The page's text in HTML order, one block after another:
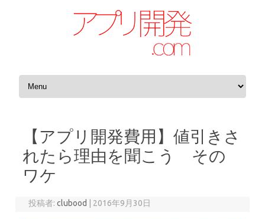
コンテンツへスキップ
【アプリ開発費用】値引きさ
れたら理由を聞こう その
ワケ
投稿者:clubood 2016年9月30日